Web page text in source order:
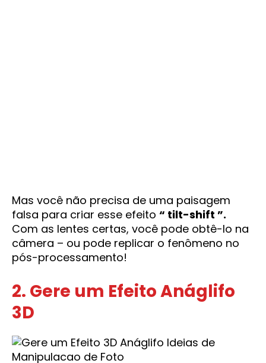
Mas você não precisa de uma paisagem
falsa para criar esse efeito “ tilt-shift ”.
Com as lentes certas, você pode obtê-lo na
câmera – ou pode replicar o fenômeno no
pós-processamento!
2. Gere um Efeito Anáglifo
3D